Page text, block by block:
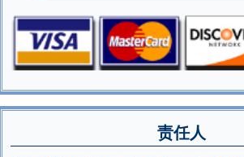
责任人